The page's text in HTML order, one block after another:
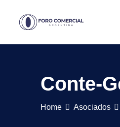
Conte-
Home Asociados